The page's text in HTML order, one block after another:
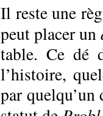
Il reste une
peut placer un
table. Ce dé
l’histoire,
par quelqu’un